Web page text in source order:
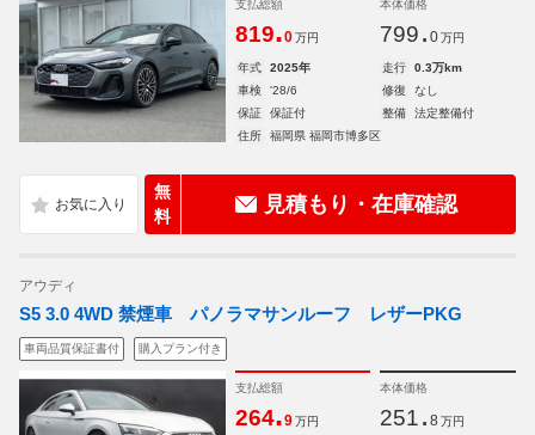
支払総額
819.0 万円
本体価格
799. 0 万円
年式 2025年 走行
0.3万km
車検
'28/6 修復
なし
保証
保証付 整備
法定整備付
住所
福岡県 福岡市博多区
無
料
見積もり・在庫確認
アウディ
S5 3.0 4WD 禁煙車 パノラマサンルーフ レザーPKG
車両品質保証書付 購入プラン付き
支払総額
264.9 万円
本体価格
251. 8 万円